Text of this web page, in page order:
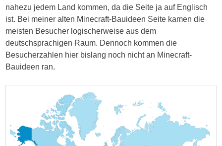
patients,
constraints
information,
and
NHS
nahezu jedem Land kommen, da die Seite ja auf Englisch
ist. Bei meiner alten Minecraft-Bauideen Seite kamen die
meisten Besucher logischerweise aus dem
deutschsprachigen Raum. Dennoch kommen die
Besucherzahlen hier bislang noch nicht an Minecraft-
Bauideen ran.